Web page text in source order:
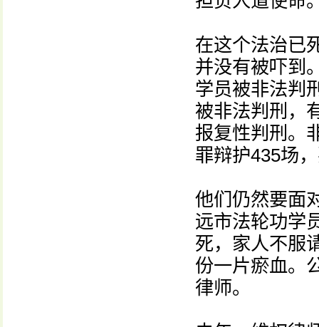
在这个法治已
并没有被吓到
学员被非法判
被非法判刑，
报复性判刑。
罪辩护435场
他们仍然要面
远市法轮功学
死，家人不服
份一片瘀血。
律师。